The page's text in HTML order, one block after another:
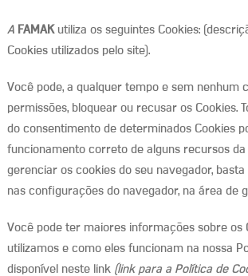
A FAMAK utiliza os seguintes Cookies:
Cookies utilizados pelo site).
Você pode, a qualquer tempo e sem nenhum
permissões, bloquear ou recusar os Cookies.
do consentimento de determinados Cookies
funcionamento correto de alguns recursos
gerenciar os cookies do seu navegador,
nas configurações do navegador, na área de
Você pode ter maiores informações sobre os
utilizamos e como eles funcionam na nossa
disponível neste link (link para a Política de